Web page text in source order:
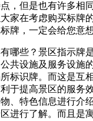
，但是也有许多相
家在考虑购买标牌
牌，一定会给您意
哪些？景区指示牌
共设施及服务设施
标识牌。而这是互
于提高景区的服务
、特色信息进行介
进行了解。而且是